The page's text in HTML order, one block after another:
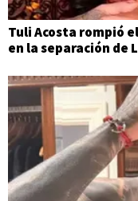
Tuli Acosta rompió
en la separación de